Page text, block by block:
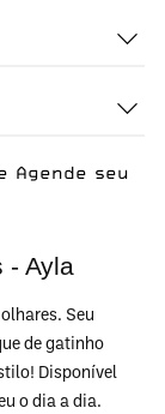
- Ayla
Seu
de gatinho
Disponível
o dia a dia.
a dia.
Agende seu